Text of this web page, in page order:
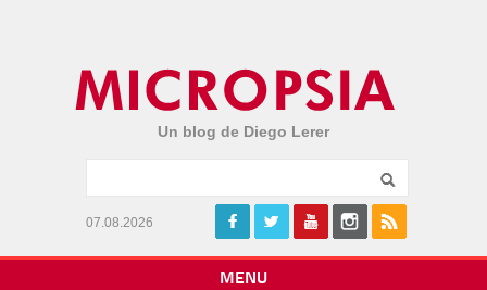
Un blog de Diego Lerer
07.08.2026
MENU